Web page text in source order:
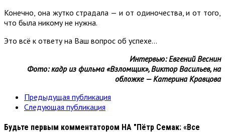
Конечно, она жутко страдала — и от одиночества, и от того,
что была никому не нужна.
Это всё к ответу на Ваш вопрос об успехе…
Интервью: Евгений Веснин
Фото: кадр из фильма «Взломщик», Виктор Васильев, на
обложке — Катерина Кравцова
Предыдущая публикация
Следующая публикация
Будьте первым комментатором НА "Пётр Семак: «Все